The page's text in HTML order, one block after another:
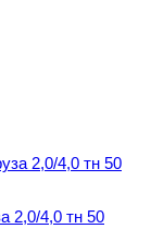
2,0/4,0 тн 50 мм
2,0/4,0 тн 50